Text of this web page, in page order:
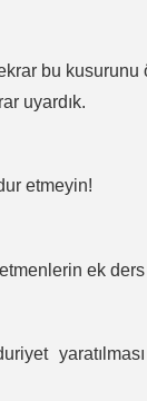
bu kusurunu
uyardık.
etmeyin!
ek